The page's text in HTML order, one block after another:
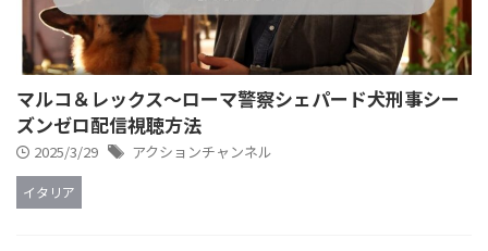
マルコ＆レックス～ローマ警察シェパード犬刑事シー
ズンゼロ配信視聴方法
2025/3/29 アクションチャンネル
イタリア